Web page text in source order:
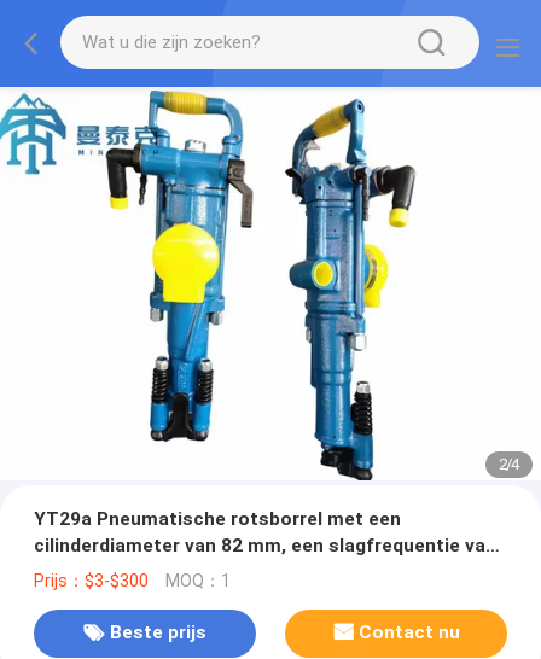
2/4
YT29a Pneumatische rotsborrel met een
cilinderdiameter van 82 mm, een slagfrequentie van
39 Hz en een luchtdruk van 0,63 MPa voor het boren
Prijs：$3-$300 MOQ：1
Beste prijs Contact nu